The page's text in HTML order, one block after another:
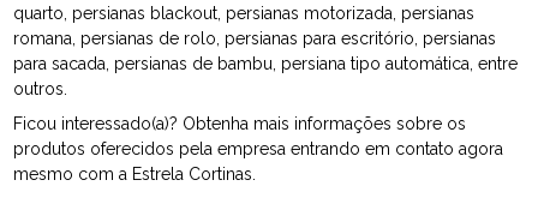
quarto, persianas blackout, persianas motorizada, persianas
romana, persianas de rolo, persianas para escritório, persianas
para sacada, persianas de bambu, persiana tipo automática, entre
outros.
Ficou interessado(a)? Obtenha mais informações sobre os
produtos oferecidos pela empresa entrando em contato agora
mesmo com a Estrela Cortinas.